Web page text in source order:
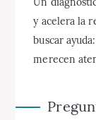
y acelera la
buscar
merecen